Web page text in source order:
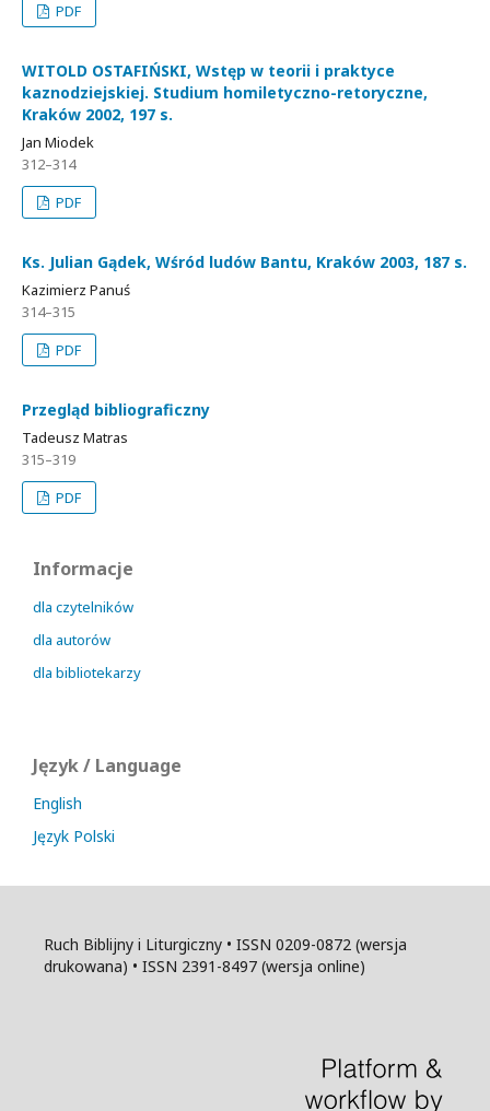
PDF
WITOLD OSTAFIŃSKI, Wstęp w teorii i praktyce
kaznodziejskiej. Studium homiletyczno-retoryczne,
Kraków 2002, 197 s.
Jan Miodek
312–314
PDF
Ks. Julian Gądek, Wśród ludów Bantu, Kraków 2003, 187 s.
Kazimierz Panuś
314–315
PDF
Przegląd bibliograficzny
Tadeusz Matras
315–319
PDF
Informacje
dla czytelników
dla autorów
dla bibliotekarzy
Język / Language
English
Język Polski
Ruch Biblijny i Liturgiczny • ISSN 0209-0872 (wersja
drukowana) • ISSN 2391-8497 (wersja online)